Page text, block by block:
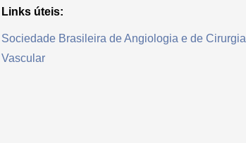
Links úteis:
Sociedade Brasileira de Angiologia e de Cirurgia
Vascular